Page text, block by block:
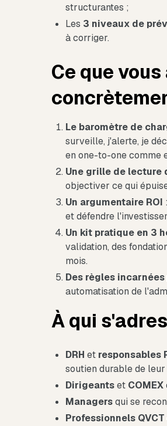
structurantes ;
Les 3 niveaux de
à corriger.
Ce que
Le baromètre de
surveille, j'alerte, je
en one-to-one comme
Une grille de lecture
objectiver ce qui
Un argumentaire ROI
et défendre
Un kit pratique en 3
validation, des
mois.
Des règles
automatisation de
À qui
DRH et responsables
soutien durable de
Dirigeantset COMEX
Managersqui se
Professionnels